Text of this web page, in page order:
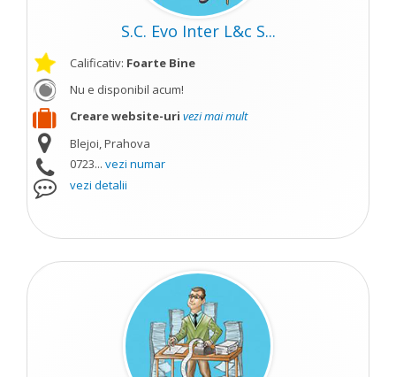
S.C. Evo Inter L&c S...
Calificativ: Foarte Bine
Nu e disponibil acum!
Creare website-uri vezi mai mult
Blejoi, Prahova
0723... vezi numar
vezi detalii